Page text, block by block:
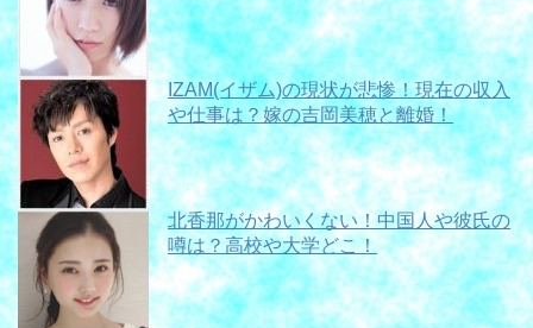
IZAM(イザム)の現状が悲惨！現在の収入
や仕事は？嫁の吉岡美穂と離婚！
北香那がかわいくない！中国人や彼氏の
噂は？高校や大学どこ！